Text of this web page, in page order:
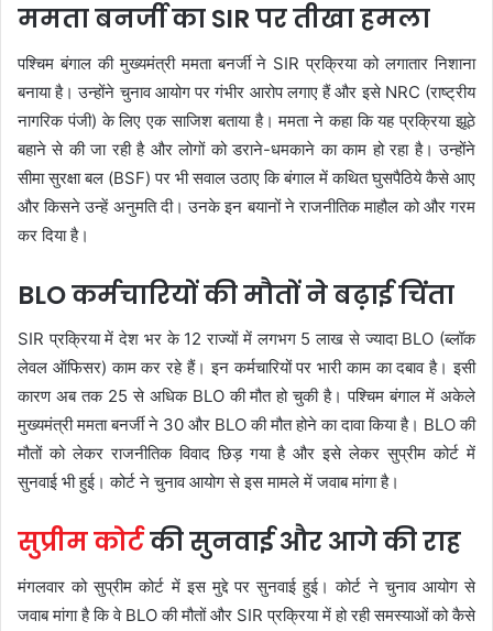
ममता बनर्जी का SIR पर तीखा हमला
पश्चिम बंगाल की मुख्यमंत्री ममता बनर्जी ने SIR प्रक्रिया को लगातार निशाना
बनाया है। उन्होंने चुनाव आयोग पर गंभीर आरोप लगाए हैं और इसे NRC (राष्ट्रीय
नागरिक पंजी) के लिए एक साजिश बताया है। ममता ने कहा कि यह प्रक्रिया झूठे
बहाने से की जा रही है और लोगों को डराने-धमकाने का काम हो रहा है। उन्होंने
सीमा सुरक्षा बल (BSF) पर भी सवाल उठाए कि बंगाल में कथित घुसपैठिये कैसे आए
और किसने उन्हें अनुमति दी। उनके इन बयानों ने राजनीतिक माहौल को और गरम
कर दिया है।
BLO कर्मचारियों की मौतों ने बढ़ाई चिंता
SIR प्रक्रिया में देश भर के 12 राज्यों में लगभग 5 लाख से ज्यादा BLO (ब्लॉक
लेवल ऑफिसर) काम कर रहे हैं। इन कर्मचारियों पर भारी काम का दबाव है। इसी
कारण अब तक 25 से अधिक BLO की मौत हो चुकी है। पश्चिम बंगाल में अकेले
मुख्यमंत्री ममता बनर्जी ने 30 और BLO की मौत होने का दावा किया है। BLO की
मौतों को लेकर राजनीतिक विवाद छिड़ गया है और इसे लेकर सुप्रीम कोर्ट में
सुनवाई भी हुई। कोर्ट ने चुनाव आयोग से इस मामले में जवाब मांगा है।
सुप्रीम कोर्टकी सुनवाई और आगे की राह
मंगलवार को सुप्रीम कोर्ट में इस मुद्दे पर सुनवाई हुई। कोर्ट ने चुनाव आयोग से
जवाब मांगा है कि वे BLO की मौतों और SIR प्रक्रिया में हो रही समस्याओं को कैसे